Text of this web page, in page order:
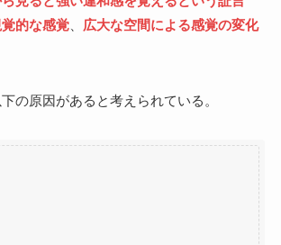
的な感覚、 広大な空間による感覚の変化
の原因があると考えられている。